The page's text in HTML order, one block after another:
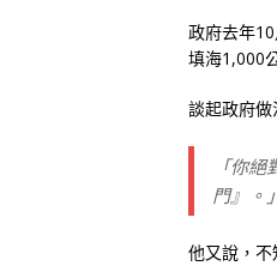
政府去年
填海1,000
談起政府做
「你
門』。」
他又說，